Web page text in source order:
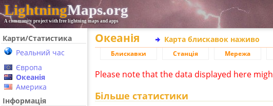
LightningMaps.org
A community project with free lightning maps and apps
Карти/Статистика
Реальний час
Європа
Океанія
Америка
Інформація
Океанія Карта блискавок наживо
Блискавки Станція Мережа
Please note that the data displayed here
Більше статистики